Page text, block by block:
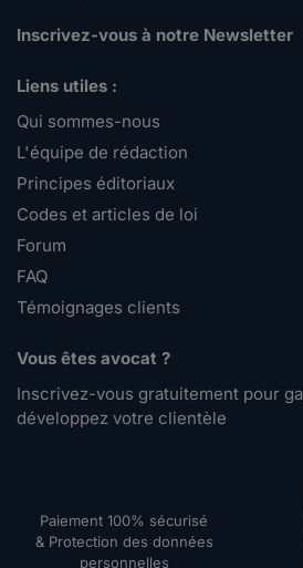
Inscrivez-vous à notre Newsletter
Liens utiles :
Qui sommes-nous
L'équipe de rédaction
Principes éditoriaux
Codes et articles de loi
Forum
FAQ
Témoignages clients
Vous êtes avocat ?
Inscrivez-vous gratuitement pour
développez votre clientèle
Paiement 100% sécurisé
& Protection des données
personnelles